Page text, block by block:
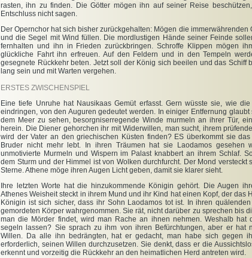
rasten, ihn zu finden. Die Götter mögen ihn auf seiner Reise
Entschluss nicht sagen.
Der Opernchor hat sich bisher zurückgehalten: Mögen die immerwährenden
und die Segel mit Wind füllen. Die mordlustigen Hände seiner Feinde
fernhalten und ihn in Frieden zurückbringen. Schroffe Klippen mögen
glückliche Fahrt ihn erfreuen. Auf den Feldern und in den Tempeln
gesegnete Rückkehr beten. Jetzt soll der König sich beeilen und das Schiff
lang sein und mit Warten vergehen.
ERSTES ZWISCHENSPIEL
Eine tiefe Unruhe hat Nausikaas Gemüt erfasst. Gern wüsste sie, wie
eindringen, von den Auguren gedeutet werden. In einiger Entfernung
dem Meer zu sehen, besorgniserregende Winde murmeln an ihrer Tür,
herein. Die Diener gehorchen ihr mit Widerwillen, man sucht, ihrem
wird der Vater an den griechischen Küsten finden? ES überkommt sie
Bruder nicht mehr lebt. In ihren Träumen hat sie Laodamos gesehen
unmotivierte Murmeln und Wispern im Palast knabbert an ihrem Schlaf.
dem Sturm und der Himmel ist von Wolken durchfurcht. Der Mond versteckt
Sterne. Athene möge ihren Augen Licht geben, damit sie klarer sieht.
Ihre letzten Worte hat die hinzukommende Königin gehört. Die Augen
Athenes Weisheit steckt in ihrem Mund und ihr Kind hat einen Kopf, der das
Königin ist sich sicher, dass ihr Sohn Laodamos tot ist. In ihren
gemordeten Körper wahrgenommen. Sie rät, nicht darüber zu sprechen bis
man die Mörder findet, wird man Rache an ihnen nehmen. Weshalb hat
segeln lassen? Sie sprach zu ihm von ihren Befürchtungen, aber er hat
Willen. Da alle ihn bedrängten, hat er gedacht, man habe sich gegen
erforderlich, seinen Willen durchzusetzen. Sie denkt, dass er die
erkennt und vorzeitig die Rückkehr an den heimatlichen Herd antreten wird.